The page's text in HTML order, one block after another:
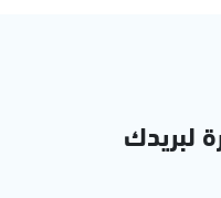
لبريدك